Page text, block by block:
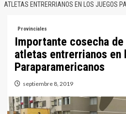
ATLETAS ENTRERRIANOS EN LOS JUEGOS
Provinciales
Importante cosecha
atletas entrerrianos en
Paraparamericanos
septiembre 8, 2019